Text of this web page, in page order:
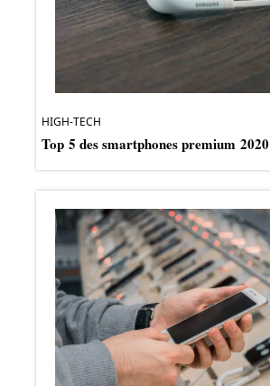
HIGH-TECH
Top 5 des smartphones premium 2020